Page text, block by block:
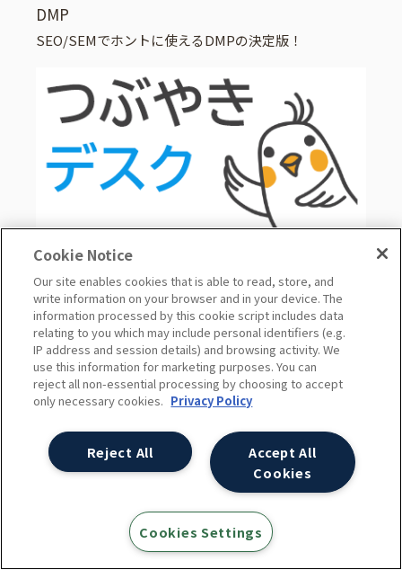
DMP
SEO/SEMでホントに使えるDMPの決定版！
Twitterクライアント つぶやきデスク
複数アカウントの管理を楽にします。
スタッフ執筆書籍 [PR]
Inside Google Ads オーディエンス
ターゲティングのすべて
Cookie Notice
Our site enables cookies that is able to read, store, and
write information on your browser and in your device. The
information processed by this cookie script includes data
relating to you which may include personal identifiers (e.g.
IP address and session details) and browsing activity. We
use this information for marketing purposes. You can
reject all non-essential processing by choosing to accept
only necessary cookies. Privacy Policy
Accept All
Cookies
Reject All
Cookies Settings